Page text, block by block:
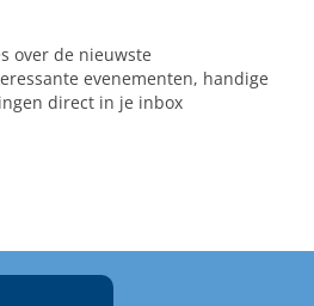
over de nieuwste
evenementen, handige
direct in je inbox